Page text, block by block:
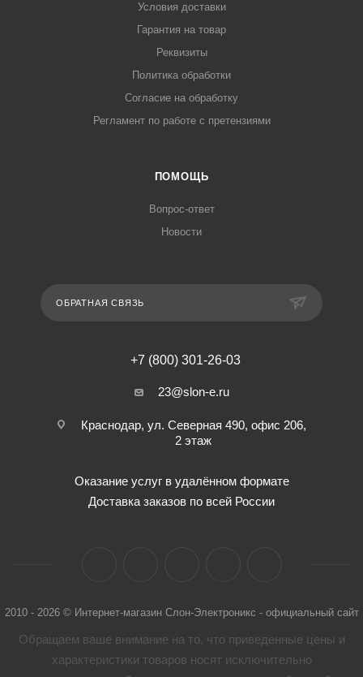
Условия доставки
Гарантия на товар
Реквизиты
Политика обработки
Согласие на обработку
Регламент по работе с претензиями
ПОМОЩЬ
Вопрос-ответ
Новости
ОБРАТНАЯ СВЯЗЬ
+7 (800) 301-26-03
23@slon-e.ru
Краснодар, ул. Северная 490, офис 206,
2 этаж
Оказание услуг в удалённом формате
Доставка заказов по всей России
2010 - 2026 © Интернет-магазин Слон-Электроникс - официальный сайт
Обращаем ваше внимание на то, что приведенные цены и
характеристики товaров носят исключительно